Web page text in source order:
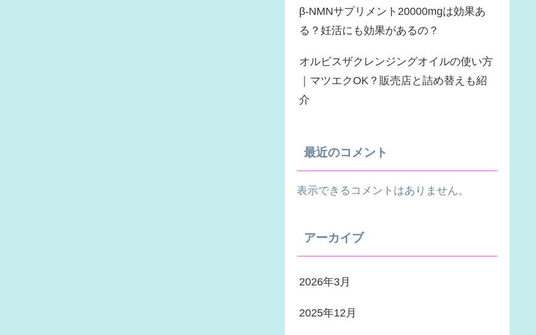
β-NMNサプリメント20000mgは効果あ
る？妊活にも効果があるの？
オルビスザクレンジングオイルの使い方
｜マツエクOK？販売店と詰め替えも紹
介
最近のコメント
表示できるコメントはありません。
アーカイブ
2026年3月
2025年12月